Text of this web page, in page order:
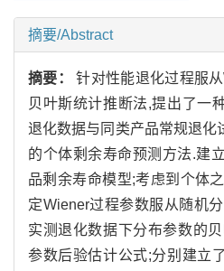
摘要/Abstract
摘要：针对性能退化过程服
贝叶斯统计推断法,提出了一
退化数据与同类产品常规退化
的个体剩余寿命预测方法.建
品剩余寿命模型;考虑到个体
定Wiener过程参数服从随机
实测退化数据下分布参数的
参数后验估计公式;分别建立